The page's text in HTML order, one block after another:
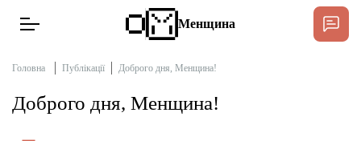
Менщина
Головна Публікації Доброго дня, Менщина!
Доброго дня, Менщина!